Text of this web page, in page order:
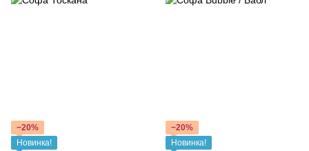
−20%
Новинка!
−20%
Новинка!